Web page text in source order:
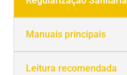
Manuais principais
Leitura recomendada